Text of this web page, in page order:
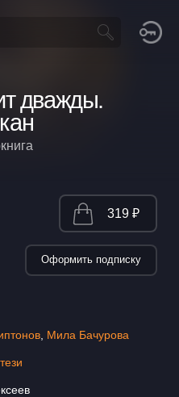
дважды.
, Мила Бачурова
319 ₽
Оформить подписку